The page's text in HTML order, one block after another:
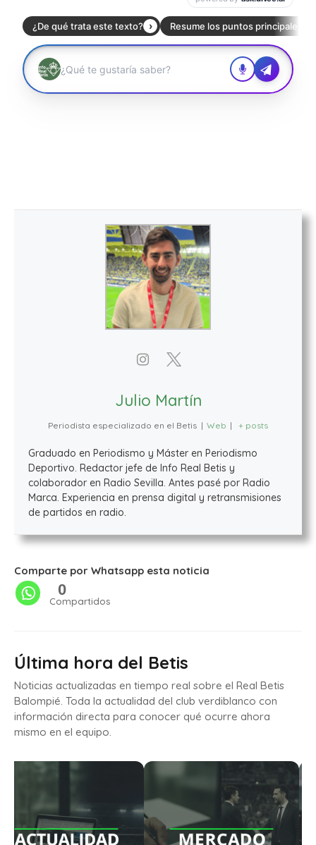
Julio Martín
Periodista especializado en el Betis | Web | + posts
Graduado en Periodismo y Máster en Periodismo
Deportivo. Redactor jefe de Info Real Betis y
colaborador en Radio Sevilla. Antes pasé por Radio
Marca. Experiencia en prensa digital y retransmisiones
de partidos en radio.
Comparte por Whatsapp esta noticia
0
Compartidos
Última hora del Betis
Noticias actualizadas en tiempo real sobre el Real Betis
Balompié. Toda la actualidad del club verdiblanco con
información directa para conocer qué ocurre ahora
mismo en el equipo.